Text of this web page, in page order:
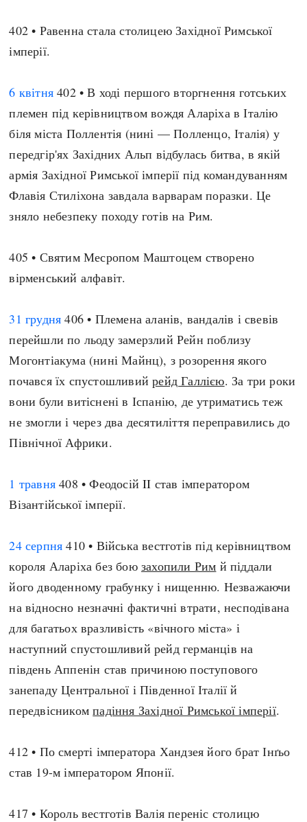
Катастрофи
Кримінал
Людина і суспільство
Наука, освіта і техніка
Особистості
Подорожі і відкриття
Політика
Релігія
Розваги і дозвілля
Чудеса світу
Україна радянська
Регіони
Азія
Америка
А(нта)рктика
Європа
Хронологія
Античні часи
Темні віки
Високе Середньовіччя
Пізнє Середньовіччя
Нова історія
Наш час
Популярні статті
Визначальні події
#Хештеги
Автори
402 • Равенна стала столицею Західної Римської
імперії.
6 квітня 402 • В ході першого вторгнення готських
племен під керівництвом вождя Аларіха в Італію
біля міста Поллентія (нині — Полленцо, Італія) у
передгір'ях Західних Альп відбулась битва, в якій
армія Західної Римської імперії під командуванням
Флавія Стиліхона завдала варварам поразки. Це
зняло небезпеку походу готів на Рим.
405 • Святим Месропом Маштоцем створено
вірменський алфавіт.
31 грудня 406 • Племена аланів, вандалів і свевів
перейшли по льоду замерзлий Рейн поблизу
Могонтіакума (нині Майнц), з розорення якого
почався їх спустошливийрейд Галлією. За три роки
вони були витіснені в Іспанію, де утриматись теж
не змогли і через два десятиліття переправились до
Північної Африки.
1 травня 408 • Феодосій II став імператором
Візантійської імперії.
24 серпня 410 • Війська вестготів під керівництвом
короля Аларіха без боюзахопили Рим й піддали
його дводенному грабунку і нищенню. Незважаючи
на відносно незначні фактичні втрати, несподівана
для багатьох вразливість «вічного міста» і
наступний спустошливий рейд германців на
південь Аппенін став причиною поступового
занепаду Центральної і Південної Італії й
передвісникомпадіння Західної Римської імперії.
412 • По смерті імператора Хандзея його брат Інґьо
став 19-м імператором Японії.
417 • Король вестготів Валія переніс столицю